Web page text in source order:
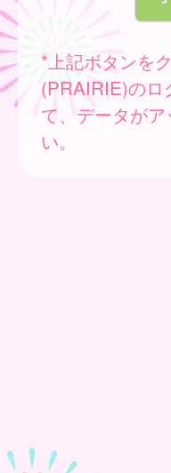
*上記ボタンを
(PRAIRIE)のロ
て、データが
い。